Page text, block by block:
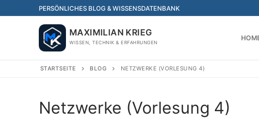
to
PERSÖNLICHES BLOG & WISSENSDATENBANK
MAXIMILIAN KRIEG
WISSEN, TECHNIK & ERFAHRUNGEN
STARTSEITE BLOG NETZWERKE (VORLESUNG 4)
Netzwerke (Vorlesung 4)